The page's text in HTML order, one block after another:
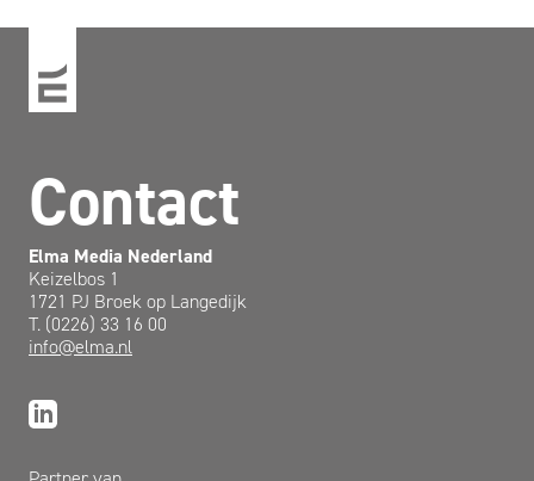
Contact
Elma Media Nederland
Keizelbos 1
1721 PJ Broek op Langedijk
T. (0226) 33 16 00
info@elma.nl